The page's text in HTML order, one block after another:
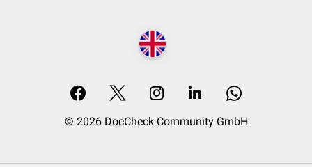
© 2026 DocCheck Community GmbH